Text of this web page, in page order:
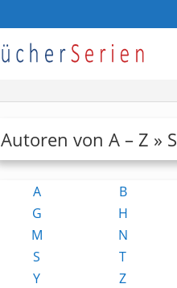
Autoren von A – Z » S
A B
G
H
M
N
S
T
Y
Z